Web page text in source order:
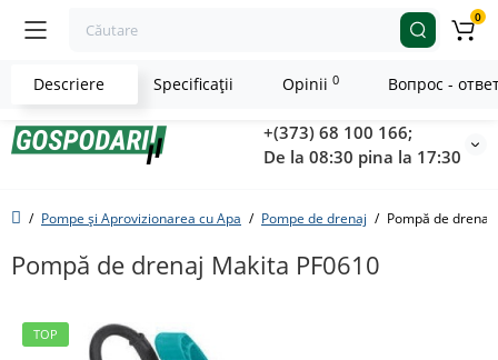
+(373) 68 100 166;
De la 08:30 pina la 17:30
0
Pompe și Aprovizionarea cu Apa Pompe de drenaj Pompă de drenaj
Pompă de drenaj Makita PF0610
TOP
Descriere Specificaţii Opinii 0 Вопрос -